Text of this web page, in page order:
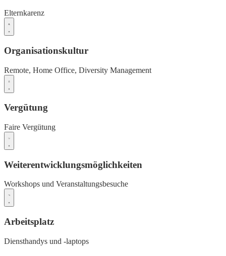
Elternkarenz
Organisationskultur
Remote, Home Office, Diversity Management
Vergütung
Faire Vergütung
Weiterentwicklungsmöglichkeiten
Workshops und Veranstaltungsbesuche
Arbeitsplatz
Diensthandys und -laptops